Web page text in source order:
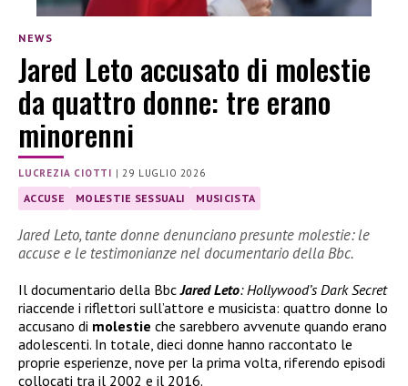
NEWS
Jared Leto accusato di molestie
da quattro donne: tre erano
minorenni
LUCREZIA CIOTTI |29 LUGLIO 2026
ACCUSE MOLESTIE SESSUALI MUSICISTA
Jared Leto, tante donne denunciano presunte molestie: le
accuse e le testimonianze nel documentario della Bbc.
Il documentario della BbcJared Leto: Hollywood’s Dark Secret
riaccende i riflettori sull’attore e musicista: quattro donne lo
accusano di molestie che sarebbero avvenute quando erano
adolescenti. In totale, dieci donne hanno raccontato le
proprie esperienze, nove per la prima volta, riferendo episodi
collocati tra il 2002 e il 2016.